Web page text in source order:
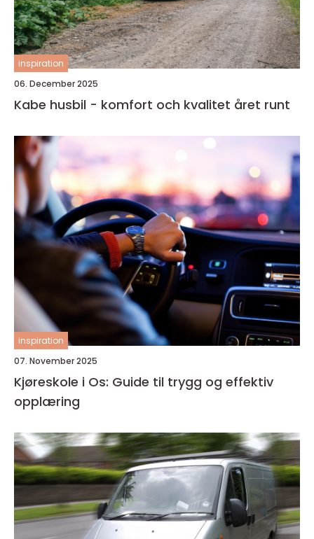
inspiration
06. December 2025
Kabe husbil - komfort och kvalitet året runt
inspiration
07. November 2025
Kjøreskole i Os: Guide til trygg og effektiv
opplæring